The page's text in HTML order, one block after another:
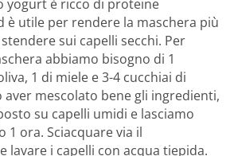
yogurt è ricco di proteine
è utile per rendere la maschera più
sui capelli secchi. Per
abbiamo bisogno di 1
1 di miele e 3-4 cucchiai di
mescolato bene gli ingredienti,
su capelli umidi e lasciamo
1 ora. Sciacquare via il
lavare i capelli con acqua tiepida.